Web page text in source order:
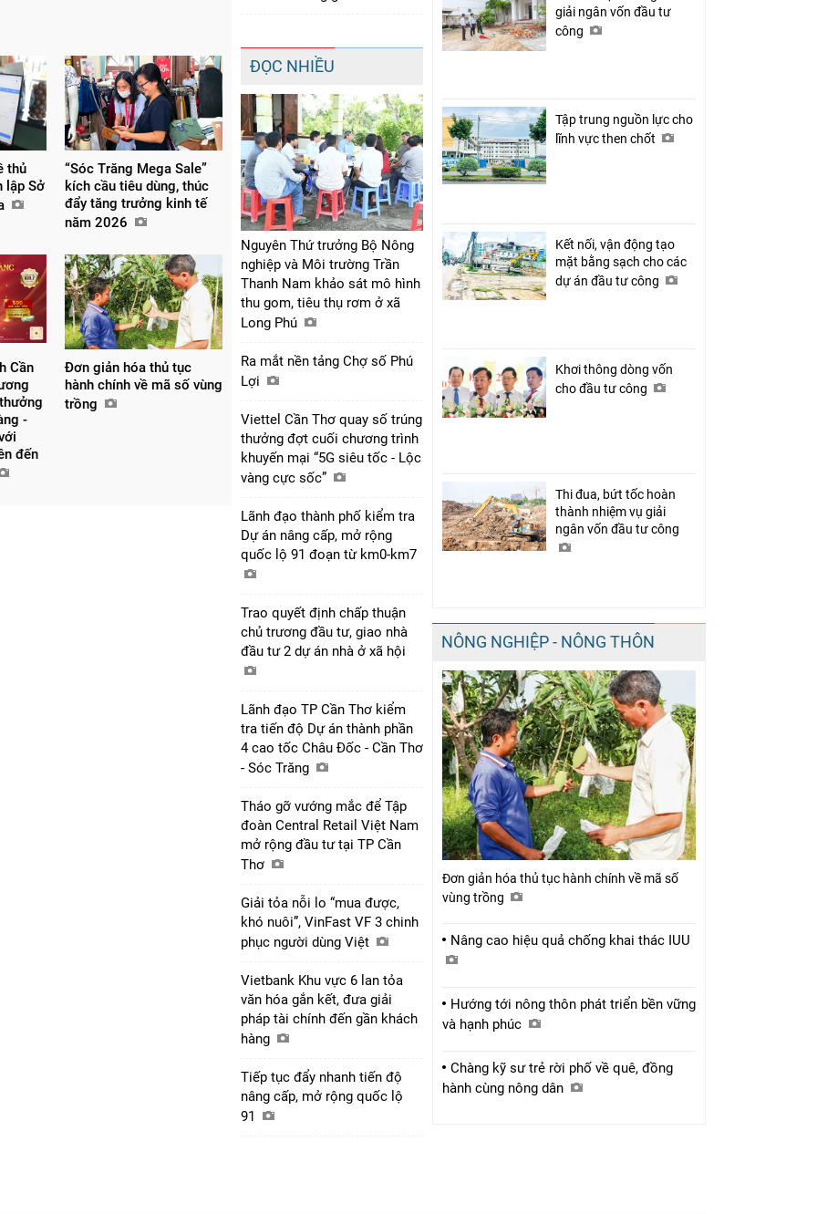
thủ
lập Sở
“Sóc Trăng Mega Sale”
kích cầu tiêu dùng, thúc
đẩy tăng trưởng kinh tế
năm 2026
Cần
-
đến
Đơn giản hóa thủ tục
hành chính về mã số vùng
trồng
ĐỌC NHIỀU
Nguyên Thứ trưởng Bộ Nông
nghiệp và Môi trường Trần
Thanh Nam khảo sát mô hình
thu gom, tiêu thụ rơm ở xã
Long Phú
Ra mắt nền tảng Chợ số Phú
Lợi
Viettel Cần Thơ quay số trúng
thưởng đợt cuối chương trình
khuyến mại “5G siêu tốc - Lộc
vàng cực sốc”
Lãnh đạo thành phố kiểm tra
Dự án nâng cấp, mở rộng
quốc lộ 91 đoạn từ km0-km7
Trao quyết định chấp thuận
chủ trương đầu tư, giao nhà
đầu tư 2 dự án nhà ở xã hội
Lãnh đạo TP Cần Thơ kiểm
tra tiến độ Dự án thành phần
4 cao tốc Châu Đốc - Cần Thơ
- Sóc Trăng
Tháo gỡ vướng mắc để Tập
đoàn Central Retail Việt Nam
mở rộng đầu tư tại TP Cần
Thơ
Giải tỏa nỗi lo “mua được,
khó nuôi”, VinFast VF 3 chinh
phục người dùng Việt
Vietbank Khu vực 6 lan tỏa
văn hóa gắn kết, đưa giải
pháp tài chính đến gần khách
hàng
Tiếp tục đẩy nhanh tiến độ
nâng cấp, mở rộng quốc lộ
91
giải ngân vốn đầu tư
công
Tập trung nguồn lực cho
lĩnh vực then chốt
Kết nối, vận động tạo
mặt bằng sạch cho các
dự án đầu tư công
Khơi thông dòng vốn
cho đầu tư công
Thi đua, bứt tốc hoàn
thành nhiệm vụ giải
ngân vốn đầu tư công
NÔNG NGHIỆP - NÔNG THÔN
Đơn giản hóa thủ tục hành chính về mã số
vùng trồng
Nâng cao hiệu quả chống khai thác IUU
Hướng tới nông thôn phát triển bền vững
và hạnh phúc
Chàng kỹ sư trẻ rời phố về quê, đồng
hành cùng nông dân